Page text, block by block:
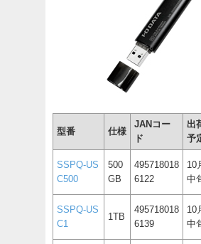
型番 仕様
JANコー
ド
出
予
SSPQ-US
C500
500
GB
495718018
6122
10
中
SSPQ-US
C1
1TB
495718018
6139
10
中